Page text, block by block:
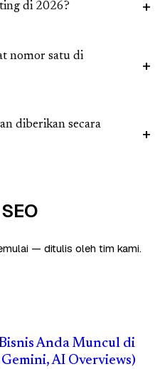
di 2026?
nomor satu di
diberikan secara
— ditulis oleh tim kami.
Anda Muncul di
AI Overviews)